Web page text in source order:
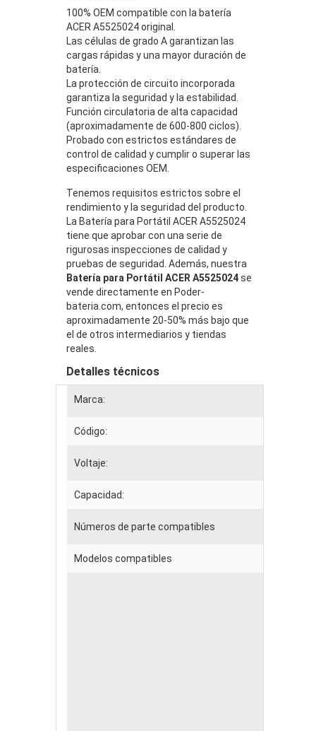
100% OEM compatible con la batería
ACER A5525024 original.
Las células de grado A garantizan las
cargas rápidas y una mayor duración de
batería.
La protección de circuito incorporada
garantiza la seguridad y la estabilidad.
Función circulatoria de alta capacidad
(aproximadamente de 600-800 ciclos).
Probado con estrictos estándares de
control de calidad y cumplir o superar las
especificaciones OEM.
Tenemos requisitos estrictos sobre el
rendimiento y la seguridad del producto.
La Batería para Portátil ACER A5525024
tiene que aprobar con una serie de
rigurosas inspecciones de calidad y
pruebas de seguridad. Además, nuestra
Batería para Portátil ACER A5525024se
vende directamente en Poder-
bateria.com, entonces el precio es
aproximadamente 20-50% más bajo que
el de otros intermediarios y tiendas
reales.
Detalles técnicos
Marca:
Código:
Voltaje:
Capacidad:
Números de parte compatibles
Modelos compatibles